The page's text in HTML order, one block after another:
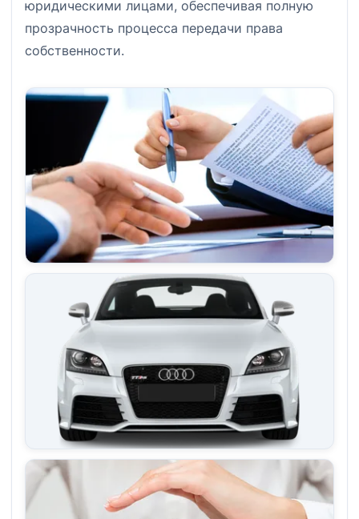
юридическими лицами, обеспечивая полную
прозрачность процесса передачи права
собственности.